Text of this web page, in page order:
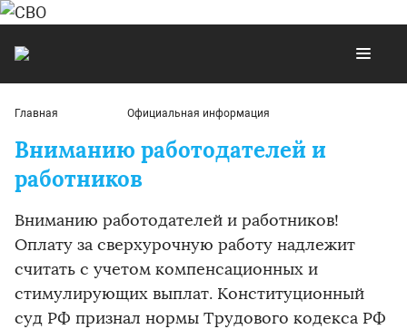
Главная Официальная информация
Вниманию работодателей и
работников
Вниманию работодателей и работников!
Оплату за сверхурочную работу надлежит
считать с учетом компенсационных и
стимулирующих выплат. Конституционный
суд РФ признал нормы Трудового кодекса РФ